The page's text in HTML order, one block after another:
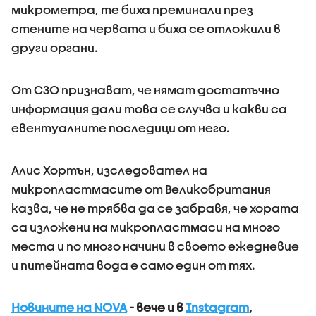
микрометра, те биха преминали през
стените на червата и биха се отложили в
други органи.
От СЗО признават, че нямат достатъчно
информация дали това се случва и какви са
евентуалните последици от него.
Алис Хортън, изследовател на
микропластмасите от Великобритания
казва, че не трябва да се забравя, че хората
са изложени на микропластмаси на много
места и по много начини в своето ежедневие
и питейната вода е само един от тях.
Новините на NOVA- вече и вInstagram,